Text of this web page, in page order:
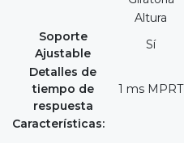
Altura
Soporte
Ajustable
Sí
Detalles de
tiempo de
respuesta
1 ms MPRT
Características: